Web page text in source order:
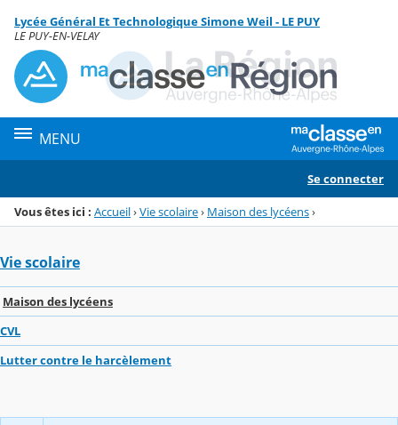
Menu de la rubrique
Contenu
Lycée Général Et Technologique Simone Weil - LE PUY
LE PUY-EN-VELAY
MENU
Se connecter
Vous êtes ici : Accueil›Vie scolaire› Maison des lycéens›
Vie scolaire
Maison des lycéens
CVL
Lutter contre le harcèlement